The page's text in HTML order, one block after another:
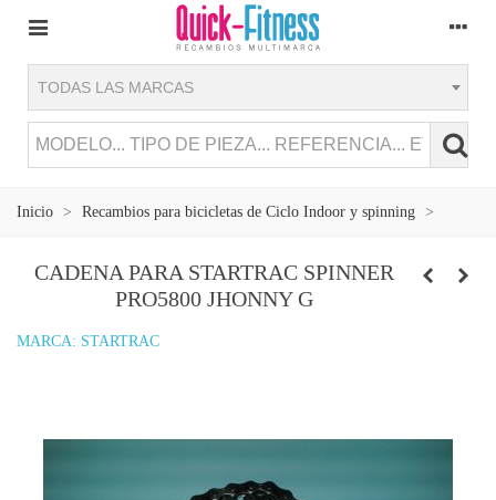
TODAS LAS MARCAS
Inicio > Recambios para bicicletas de Ciclo Indoor y spinning >
CADENA PARA STARTRAC SPINNER
PRO5800 JHONNY G
MARCA: STARTRAC